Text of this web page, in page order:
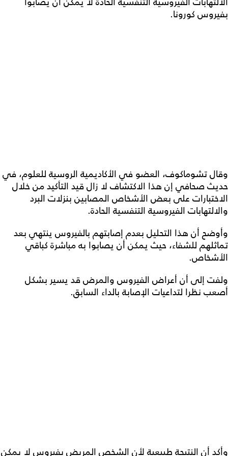
بفيروس كورونا.
وقال تشوماكوف، العضو في الأكاديمية الروسية للعلوم، في
حديث صحافي إن هذا الاكتشاف لا زال قيد التأكيد من خلال
الاختبارات على بعض الأشخاص المصابين بنزلات البرد
والالتهابات الفيروسية التنفسية الحادة.
وأوضح أن هذا التحليل بعدم إصابتهم بالفيروس ينتهي بعد
تماثلهم للشفاء، حيث يمكن أن يصابوا به مباشرة كباقي
الأشخاص.
ولفت إلى أن أعراض الفيروس والمرض قد يسير بشكل
أصعب نظرا لتداعيات الإصابة بالداء السابق.
وأكد أن النتيجة طبيعية لأن الشخص المريض بفيروس لا يمكن